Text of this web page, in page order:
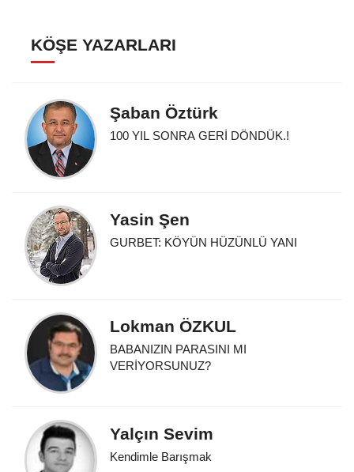
KÖŞE YAZARLARI
Şaban Öztürk
100 YIL SONRA GERİ DÖNDÜK.!
Yasin Şen
GURBET: KÖYÜN HÜZÜNLÜ YANI
Lokman ÖZKUL
BABANIZIN PARASINI MI
VERİYORSUNUZ?
Yalçın Sevim
Kendimle Barışmak